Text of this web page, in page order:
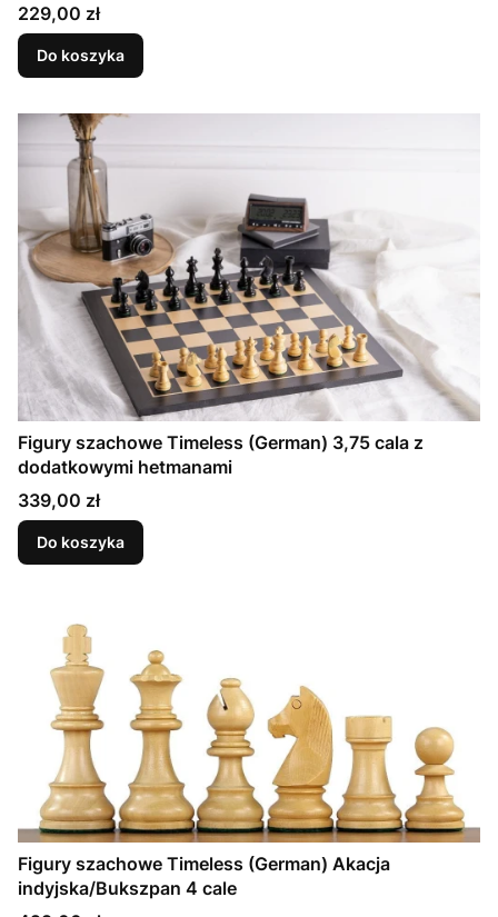
Cena
229,00 zł
Do koszyka
Figury szachowe Timeless (German) 3,75 cala z
dodatkowymi hetmanami
Cena
339,00 zł
Do koszyka
Figury szachowe Timeless (German) Akacja
indyjska/Bukszpan 4 cale